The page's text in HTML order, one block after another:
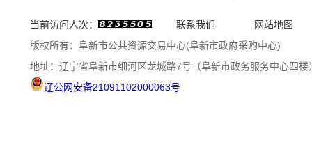
当前访问人次： 联系我们
网站地图
版权所有：阜新市公共资源交易中心(阜新市政府采购中心)
地址：辽宁省阜新市细河区龙城路7号（阜新市政务服务中心四楼
辽公网安备21091102000063号